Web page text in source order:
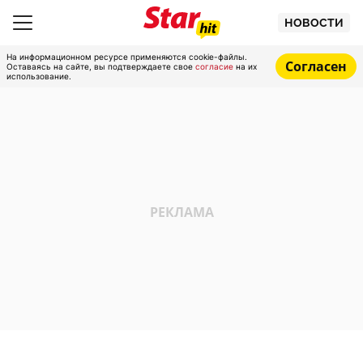
НОВОСТИ
На информационном ресурсе применяются cookie-файлы.
Оставаясь на сайте, вы подтверждаете свое согласие на их
использование.
Согласен